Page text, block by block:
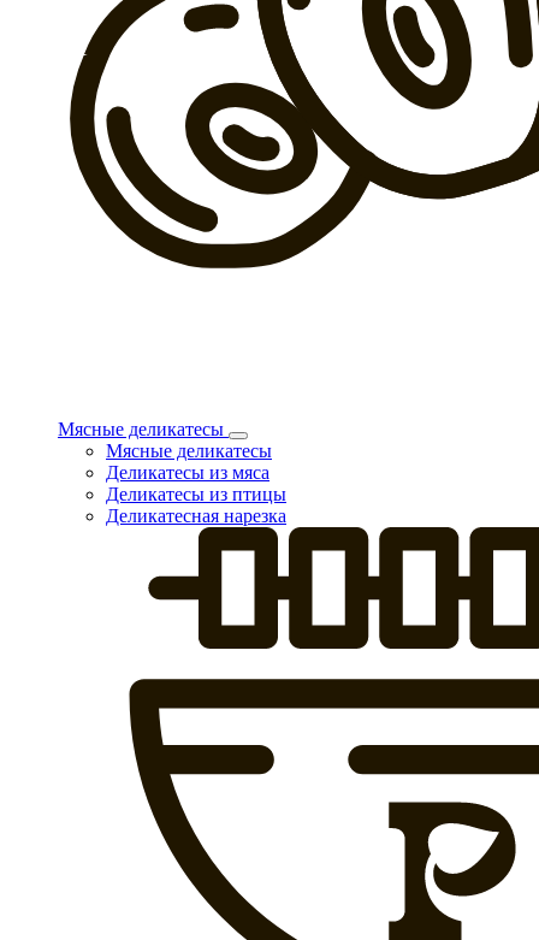
Мясные деликатесы
Мясные деликатесы
Деликатесы из мяса
Деликатесы из птицы
Деликатесная нарезка